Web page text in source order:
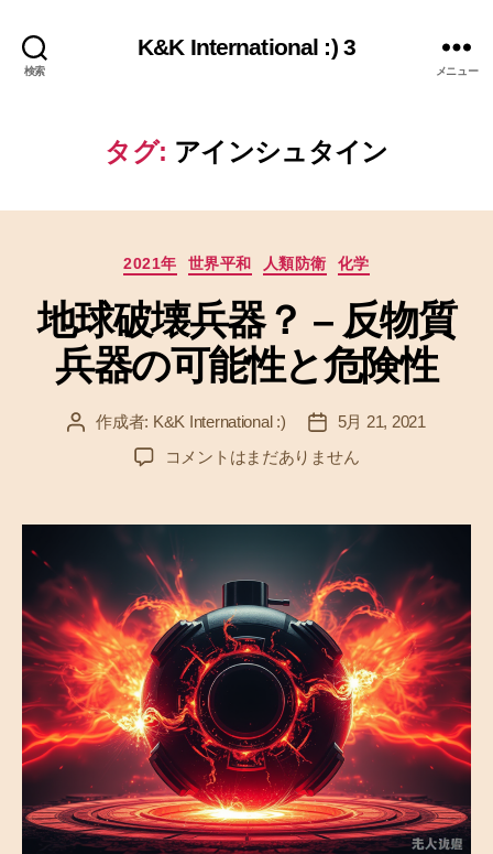
検索
K&K International :) 3
メニュー
タグ: アインシュタイン
カ
ゴ
リ
ー
2021年 世界平和 人類防衛 化学
地球破壊兵器？ – 反物質
兵器の可能性と危険性
投 作成者: K&K International :)
投
稿
日
5月 21, 2021
地
壊
兵
器
？
–
反
物
質
兵
器
の
可
能
性
コメントはまだありません